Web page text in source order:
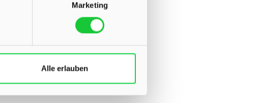
Marketing
Alle erlauben